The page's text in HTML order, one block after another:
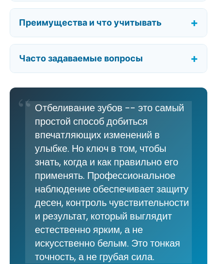
Преимущества и что учитывать
Часто задаваемые вопросы
Отбеливание зубов -- это самый
простой способ добиться
впечатляющих изменений в
улыбке. Но ключ в том, чтобы
знать, когда и как правильно его
применять. Профессиональное
наблюдение обеспечивает защиту
десен, контроль чувствительности
и результат, который выглядит
естественно ярким, а не
искусственно белым. Это тонкая
точность, а не грубая сила.